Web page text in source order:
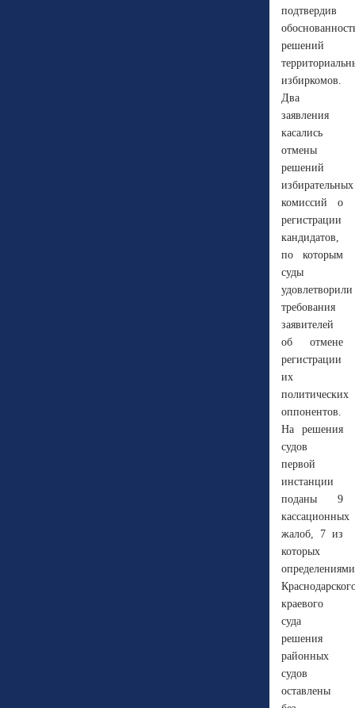
подтвердив
решений
избиркомов.
Два
заявления
касались
отмены
решений
избирательных
комиссий о
регистрации
кандидатов,
по которым
суды
удовлетворили
требования
заявителей
об отмене
регистрации
их
политических
оппонентов.
На решения
судов
первой
инстанции
поданы 9
кассационных
жалоб, 7 из
которых
определениями
краевого
суда
решения
районных
судов
оставлены